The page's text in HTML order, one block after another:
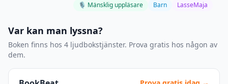
🎙 Mänsklig uppläsare
Barn LasseMaja
Var kan man lyssna?
Boken finns hos 4 ljudbokstjänster. Prova gratis hos någon av
dem.